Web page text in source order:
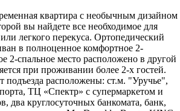
квартира с необычным дизайном
вы найдете все необходимое для
легкого перекуса. Ортопедический
в полноценное комфортное 2-
2-спальное место расположено в другой
при проживании более 2-х гостей.
подъезда расположены: ст.м. "Уручье",
ТЦ «Спектр» с супермаркетом и
два круглосуточных банкомата, банк,